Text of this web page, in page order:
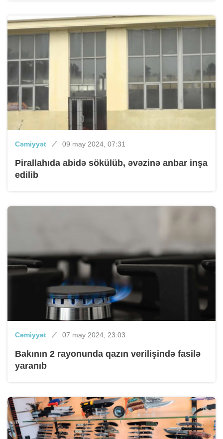
Cəmiyyət 09 may 2024, 07:31
Pirallahıda abidə sökülüb, əvəzinə anbar inşa
edilib
Cəmiyyət 07 may 2024, 23:03
Bakının 2 rayonunda qazın verilişində fasilə
yaranıb